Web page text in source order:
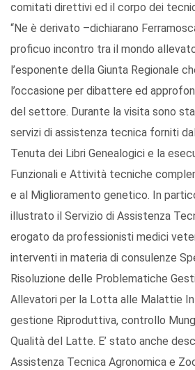
comitati direttivi ed il corpo dei
“Ne è derivato –dichiarano
proficuo incontro tra il mondo
l’esponente della Giunta Regionale
l’occasione per dibattere ed
del settore. Durante la visita sono
servizi di assistenza tecnica forniti
Tenuta dei Libri Genealogici e la
Funzionali e Attività tecniche
e al Miglioramento genetico. In
illustrato il Servizio di Assistenza
erogato da professionisti medici
interventi in materia di consulenze
Risoluzione delle Problematiche
Allevatori per la Lotta alle Malattie
gestione Riproduttiva, controllo
Qualità del Latte. E’ stato anche
Assistenza Tecnica Agronomica e